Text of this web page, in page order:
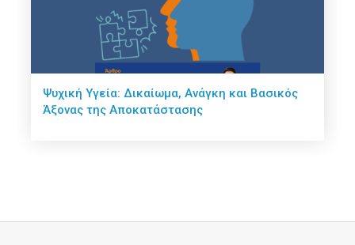
Ψυχική Υγεία: Δικαίωμα, Ανάγκη και Βασικός
Άξονας της Αποκατάστασης